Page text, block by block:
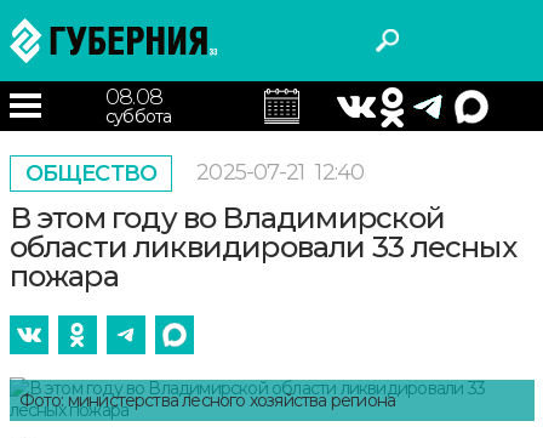
08.08
суббота
ОБЩЕСТВО 2025-07-21 12:40
В этом году во Владимирской
области ликвидировали 33 лесных
пожара
Фото: министерства лесного хозяйства региона